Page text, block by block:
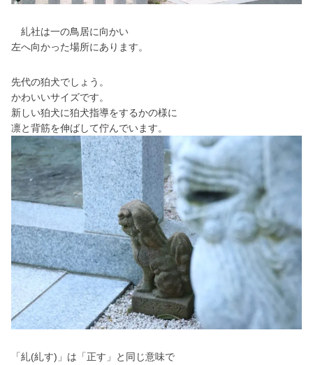
糺社は一の鳥居に向かい
左へ向かった場所にあります。
先代の狛犬でしょう。
かわいいサイズです。
新しい狛犬に狛犬指導をするかの様に
凛と背筋を伸ばして佇んでいます。
「糺(糺す)」は「正す」と同じ意味で